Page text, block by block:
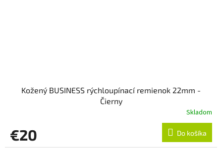
Kožený BUSINESS rýchloupínací remienok 22mm -
Čierny
Skladom
€20 Do košíka